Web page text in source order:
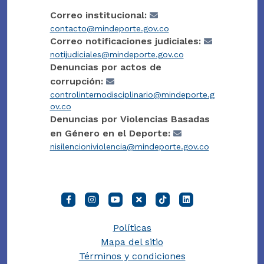
Correo institucional:
contacto@mindeporte.gov.co
Correo notificaciones judiciales:
notijudiciales@mindeporte.gov.co
Denuncias por actos de
corrupción:
controlinternodisciplinario@mindeporte.g
ov.co
Denuncias por Violencias Basadas
en Género en el Deporte:
nisilencioniviolencia@mindeporte.gov.co
Políticas
Mapa del sitio
Términos y condiciones